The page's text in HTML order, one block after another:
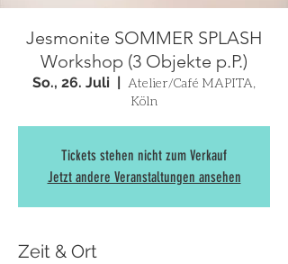
Jesmonite SOMMER SPLASH
Workshop (3 Objekte p.P.)
So., 26. Juli
  |
Atelier/Café MAPITA,
Köln
Tickets stehen nicht zum Verkauf
Jetzt andere Veranstaltungen ansehen
Zeit & Ort